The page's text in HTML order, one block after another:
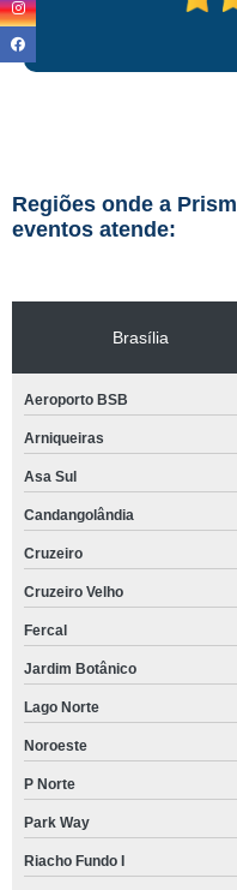
Regiões onde a
eventos atende:
Brasília
Aeroporto BSB
Arniqueiras
Asa Sul
Candangolândia
Cruzeiro
Cruzeiro Velho
Fercal
Jardim Botânico
Lago Norte
Noroeste
P Norte
Park Way
Riacho Fundo I